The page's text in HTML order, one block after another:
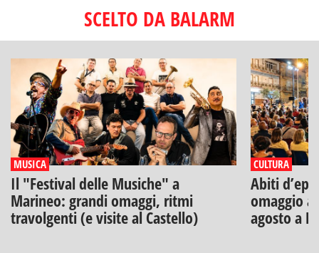
SCELTO DA BALARM
MUSICA
Il "Festival delle Musiche" a
Marineo: grandi omaggi, ritmi
travolgenti (e visite al Castello)
CULTURA
Abiti
omaggio
agosto a